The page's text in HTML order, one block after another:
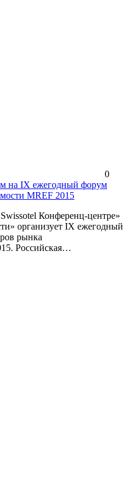
0
на IX ежегодный форум
MREF 2015
Конференц-центре»
организует IX ежегодный
рынка
Российская…